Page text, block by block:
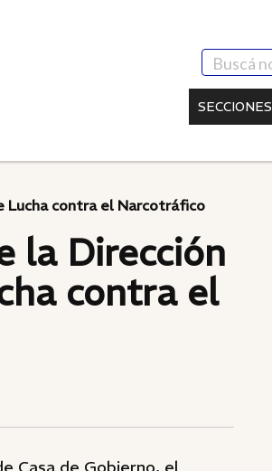
SECCIONES
Lucha contra el Narcotráfico
la Dirección
contra el